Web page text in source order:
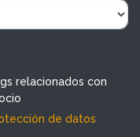
relacionados con
de datos